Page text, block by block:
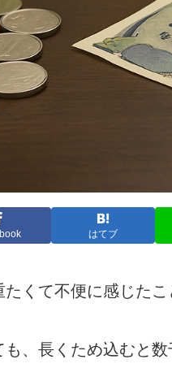
はてブ
くて不便に感じたこ
、長くため込むと